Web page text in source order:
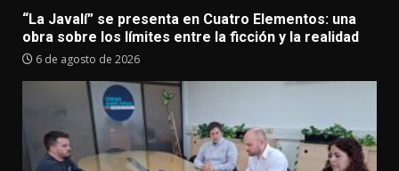
“La Javalí” se presenta en Cuatro Elementos: una
obra sobre los límites entre la ficción y la realidad
6 de agosto de 2026